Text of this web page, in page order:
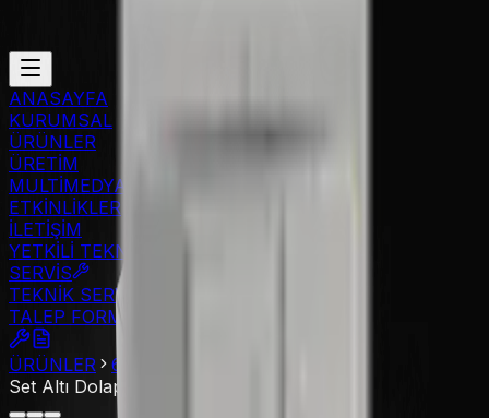
ANASAYFA
KURUMSAL
ÜRÜNLER
ÜRETİM
MULTİMEDYA
ETKİNLİKLER
İLETİŞİM
YETKİLİ TEKNİK
SERVİS
TEKNİK SERVİS
TALEP FORMU
ÜRÜNLER 600 Serisi
Set Altı Dolap